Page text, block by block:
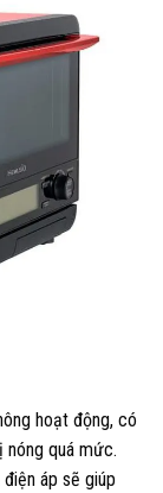
hoạt động, có
nóng quá mức.
áp sẽ giúp